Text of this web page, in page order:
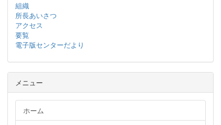
組織
所長あいさつ
アクセス
要覧
電子版センターだより
メニュー
ホーム